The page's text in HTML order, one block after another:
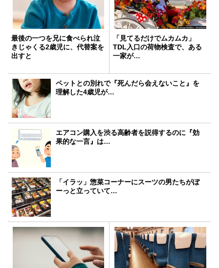
最後の一つを兄に食べられ泣
きじゃくる2歳児に、代替案を
出すと
「見てるだけでムカムカ」
TDL入口の荷物検査で、ある
一家が…
ペットとの別れで『死んだら会えないこと』を
理解した4歳児が…
エアコン購入を渋る高齢者を説得するのに『効
果的な一言』は…
「イラッ」惣菜コーナーにスーツの男たちがぼ
ーっと立っていて…